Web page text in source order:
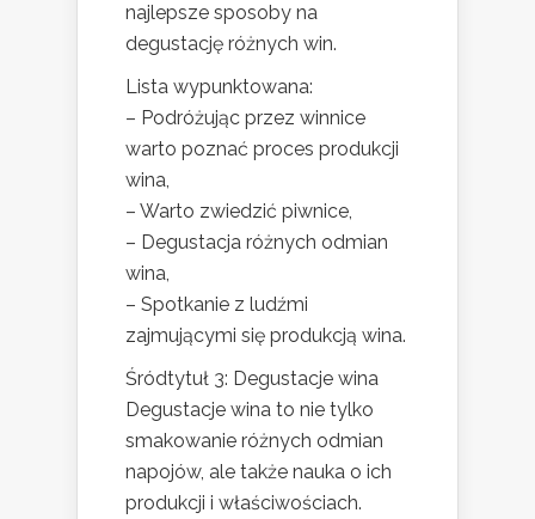
najlepsze sposoby na
degustację różnych win.
Lista wypunktowana:
– Podróżując przez winnice
warto poznać proces produkcji
wina,
– Warto zwiedzić piwnice,
– Degustacja różnych odmian
wina,
– Spotkanie z ludźmi
zajmującymi się produkcją wina.
Śródtytuł 3: Degustacje wina
Degustacje wina to nie tylko
smakowanie różnych odmian
napojów, ale także nauka o ich
produkcji i właściwościach.